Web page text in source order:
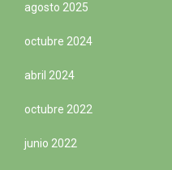
agosto 2025
octubre 2024
abril 2024
octubre 2022
junio 2022